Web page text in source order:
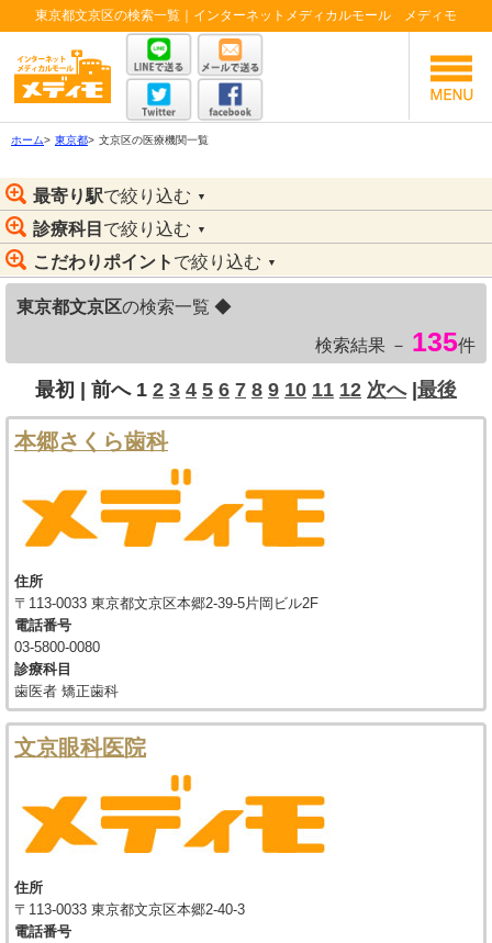
東京都文京区の検索一覧｜インターネットメディカルモール メディモ
ホーム> 東京都> 文京区の医療機関一覧
最寄り駅で絞り込む ▼
診療科目 で絞り込む ▼
こだわりポイント で絞り込む ▼
東京都文京区の検索一覧 ◆
検索結果 － 135件
最初 | 前へ 1 2 3 4 5 6 7 8 9 10 11 12 次へ|最後
本郷さくら歯科
住所
〒113-0033 東京都文京区本郷2-39-5片岡ビル2F
電話番号
03-5800-0080
診療科目
歯医者 矯正歯科
文京眼科医院
住所
〒113-0033 東京都文京区本郷2-40-3
電話番号